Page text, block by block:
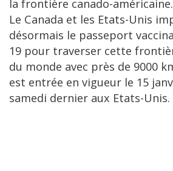
la frontière canado-américaine.
Le Canada et les Etats-Unis
désormais le passeport
19 pour traverser cette
du monde avec près de 9000
est entrée en vigueur le 15
samedi dernier aux Etats-Unis.